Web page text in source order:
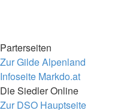
Parterseiten
Zur Gilde Alpenland
Infoseite Markdo.at
Die Siedler Online
Zur DSO Hauptseite